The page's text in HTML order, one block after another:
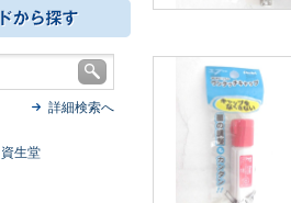
詳細検索へ
資生堂